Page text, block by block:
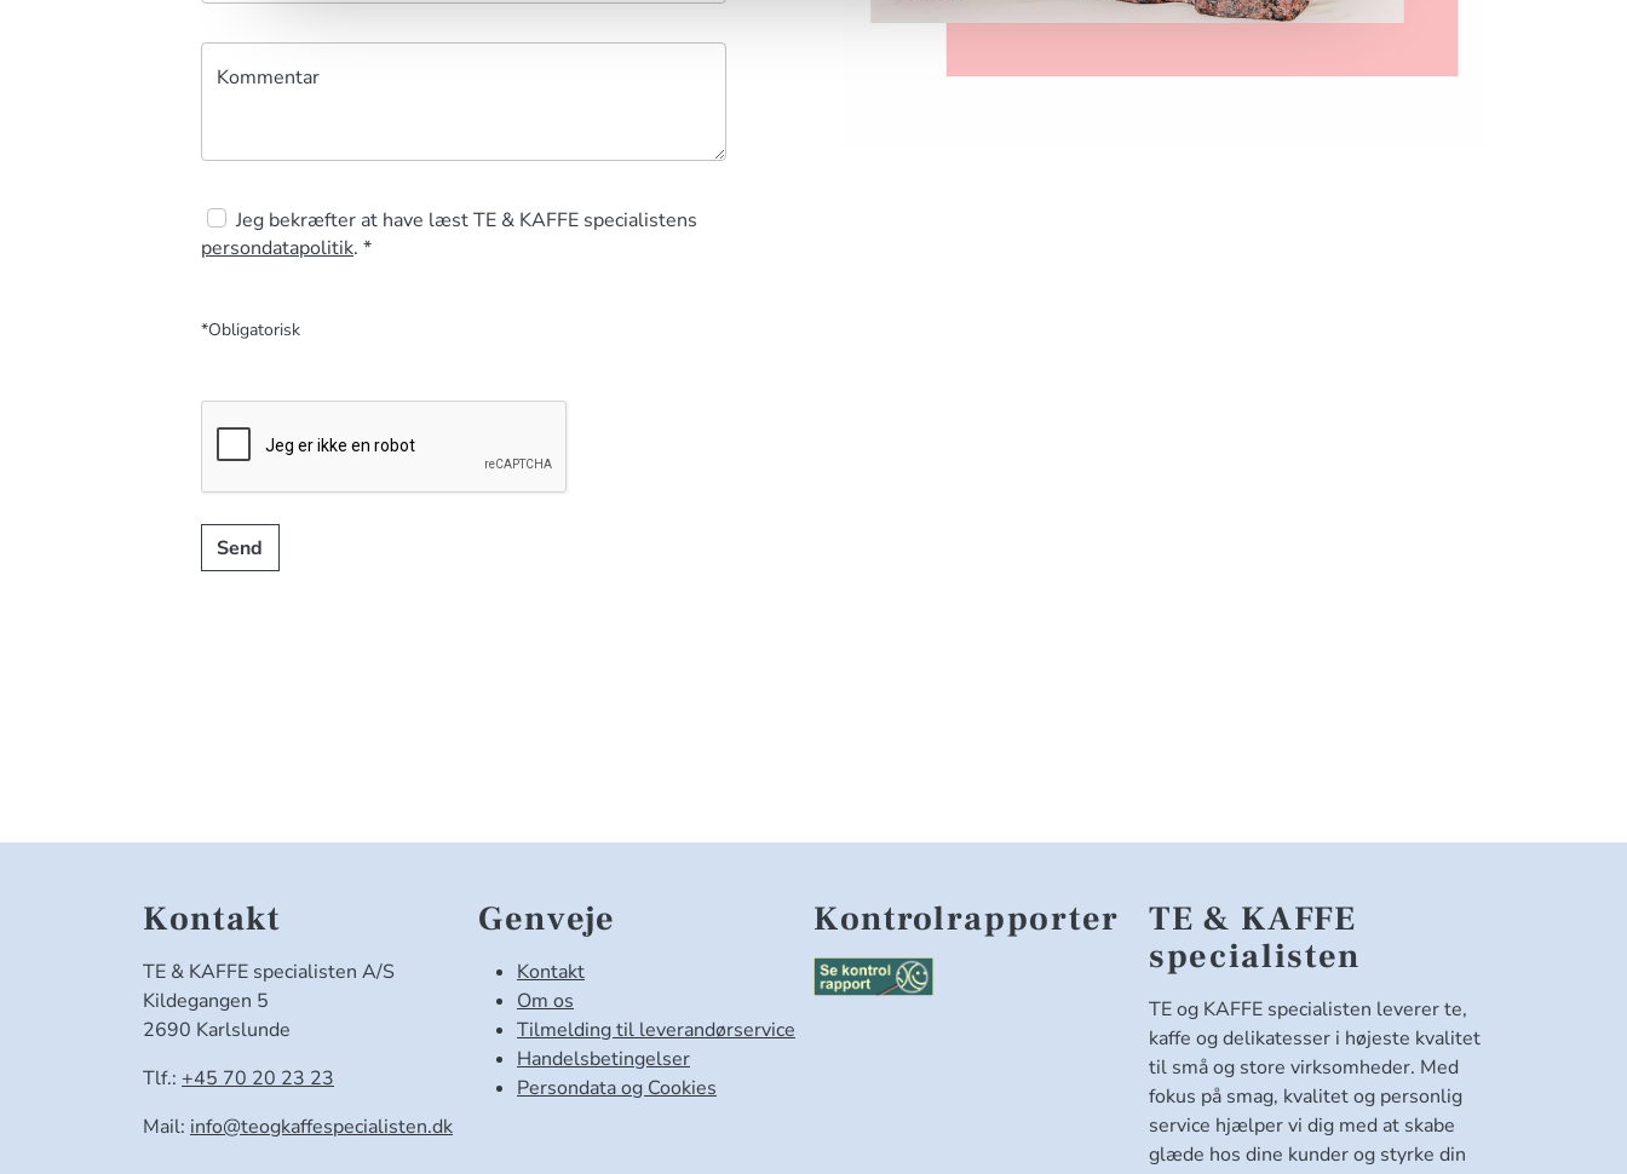
Kommentar
Jeg bekræfter at have læst TE & KAFFE specialistens
persondatapolitik. *
*Obligatorisk
Send
Kontakt
TE & KAFFE specialisten A/S
Kildegangen 5
2690 Karlslunde
Tlf.: +45 70 20 23 23
Mail: info@teogkaffespecialisten.dk
Genveje
Kontakt
Om os
Tilmelding til leverandørservice
Handelsbetingelser
Persondata og Cookies
Kontrolrapporter
TE & KAFFE
specialisten
TE og KAFFE specialisten leverer te,
kaffe og delikatesser i højeste kvalitet
til små og store virksomheder. Med
fokus på smag, kvalitet og personlig
service hjælper vi dig med at skabe
glæde hos dine kunder og styrke din